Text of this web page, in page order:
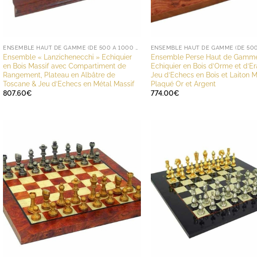
ENSEMBLE HAUT DE GAMME (DE 500 À 1000 EUROS)
Ensemble « Lanzichenecchi » Echiquier
en Bois Massif avec Compartiment de
Rangement, Plateau en Albâtre de
Toscane & Jeu d’Echecs en Métal Massif
807.60€
Ensemble Perse Haut de
Echiquier en Bois d’Orme et
Jeu d’Echecs en Bois et Laiton
Plaqué Or et Argent
774.00€